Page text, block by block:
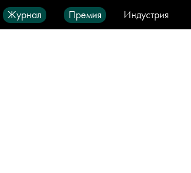
Журнал Премия
Индустрия
Город IT-продукты